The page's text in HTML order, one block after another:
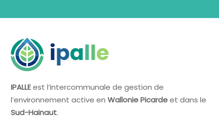
IPALLEest l’intercommunale de gestion de
l’environnement active enWallonie Picardeet dans le
Sud-Hainaut.